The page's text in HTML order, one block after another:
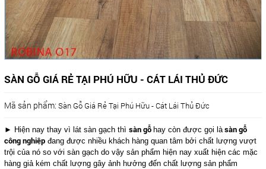
SÀN GỖ GIÁ RẺ TẠI PHÚ HỮU - CÁT LÁI THỦ ĐỨC
Mã sản phẩm: Sàn Gỗ Giá Rẻ Tại Phú Hữu - Cát Lái Thủ Đức
► Hiện nay thay vì lát sàn gạch thì sàn gỗ hay còn được gọi làsàn gỗ
công nghiệpđang được nhiều khách hàng quan tâm bởi chất lượng vượt
trội của nó so với sàn gạch do vậy sản phẩm hiện nay xuất hiện các mặc
hàng giả kém chất lượng gây ảnh hưởng đến chất lượng sản phẩm